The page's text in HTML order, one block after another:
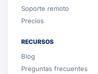
Soporte remoto
Precios
RECURSOS
Blog
Preguntas frecuentes